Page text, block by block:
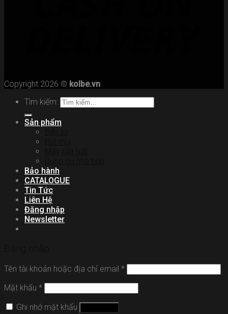
Copyright 2026 © kolbe.vn
Tìm kiếm:
Sản phẩm
Bảo hành
CATALOGUE
Tin Tức
Liên Hệ
Đăng nhập
Newsletter
Tên tài khoản hoặc địa chỉ email *
Mật khẩu *
Ghi nhớ mật khẩu